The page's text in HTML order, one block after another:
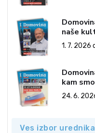
naše
1. 7. 2026
kam
24. 6.
Ves izbor urednika